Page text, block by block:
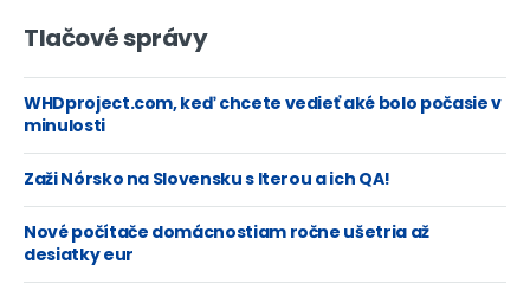
Tlačové správy
WHDproject.com, keď chcete vedieť aké bolo počasie v
minulosti
Zaži Nórsko na Slovensku s Iterou a ich QA!
Nové počítače domácnostiam ročne ušetria až
desiatky eur